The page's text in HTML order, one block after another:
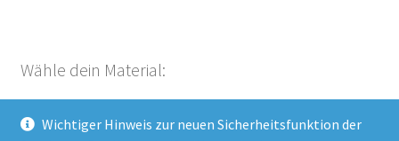
Wichtiger Hinweis zur neuen Sicherheitsfunktion der
Wähle dein Material:
Kategorie auswählen